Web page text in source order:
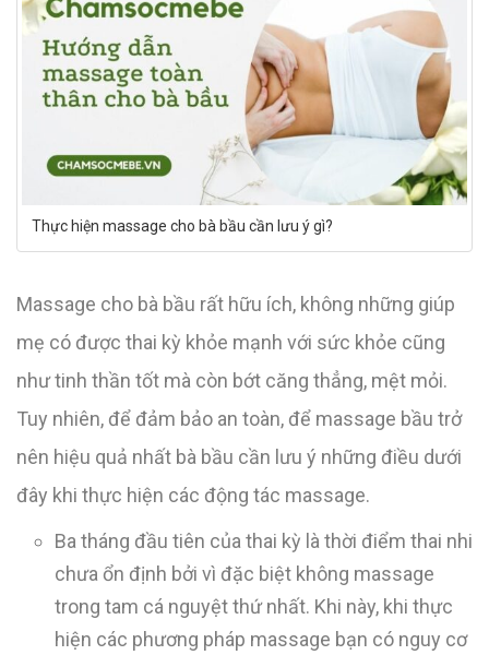
Thực hiện massage cho bà bầu cần lưu ý gì?
Massage cho bà bầu rất hữu ích, không những giúp
mẹ có được thai kỳ khỏe mạnh với sức khỏe cũng
như tinh thần tốt mà còn bớt căng thẳng, mệt mỏi.
Tuy nhiên, để đảm bảo an toàn, để massage bầu trở
nên hiệu quả nhất bà bầu cần lưu ý những điều dưới
đây khi thực hiện các động tác massage.
Ba tháng đầu tiên của thai kỳ là thời điểm thai nhi
chưa ổn định bởi vì đặc biệt không massage
trong tam cá nguyệt thứ nhất. Khi này, khi thực
hiện các phương pháp massage bạn có nguy cơ